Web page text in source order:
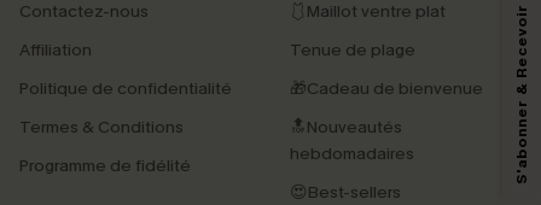
Contactez-nous
Affiliation
Politique de confidentialité
Termes & Conditions
Programme de fidélité
🩱Maillot ventre plat
Tenue de plage
🎁Cadeau de bienvenue
🔝Nouveautés
hebdomadaires
😍Best-sellers
marketing (y compris du contenu généré par l'IA) de Cupshe et
pouvons utiliser les données collectées sur notre site ainsi que des
savoir si ceux-ci ont été ouverts, de mesurer votre engagement, de
personnaliser nos contenus et nos offres, et de vous recommander des
produits susceptibles de vous intéresser, conformément à notre
Politique de
. Vous pouvez vous désabonner à tout moment.
S'abonner & Recevoir le code